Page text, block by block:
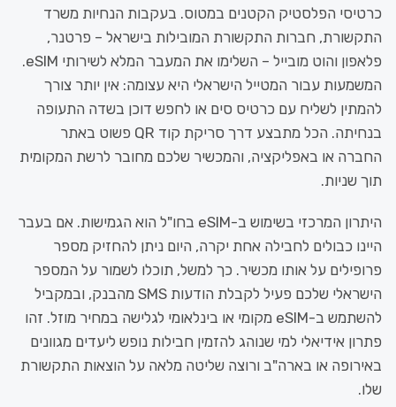
כרטיסי הפלסטיק הקטנים במטוס. בעקבות הנחיות משרד
התקשורת, חברות התקשורת המובילות בישראל – פרטנר,
פלאפון והוט מובייל – השלימו את המעבר המלא לשירותי eSIM.
המשמעות עבור המטייל הישראלי היא עצומה: אין יותר צורך
להמתין לשליח עם כרטיס סים או לחפש דוכן בשדה התעופה
בנחיתה. הכל מתבצע דרך סריקת קוד QR פשוט באתר
החברה או באפליקציה, והמכשיר שלכם מחובר לרשת המקומית
תוך שניות.
היתרון המרכזי בשימוש ב-eSIM בחו"ל הוא הגמישות. אם בעבר
היינו כבולים לחבילה אחת יקרה, היום ניתן להחזיק מספר
פרופילים על אותו מכשיר. כך למשל, תוכלו לשמור על המספר
הישראלי שלכם פעיל לקבלת הודעות SMS מהבנק, ובמקביל
להשתמש ב-eSIM מקומי או בינלאומי לגלישה במחיר מוזל. זהו
פתרון אידיאלי למי שנוהג להזמין חבילות נופש ליעדים מגוונים
באירופה או בארה"ב ורוצה שליטה מלאה על הוצאות התקשורת
שלו.